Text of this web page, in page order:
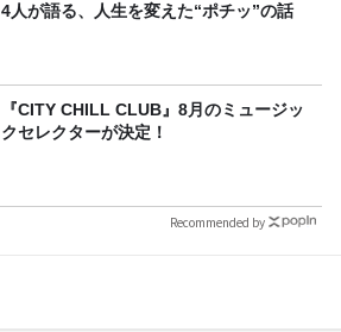
4人が語る、人生を変えた“ポチッ”の話
『CITY CHILL CLUB』8月のミュージッ
クセレクターが決定！
Recommended by